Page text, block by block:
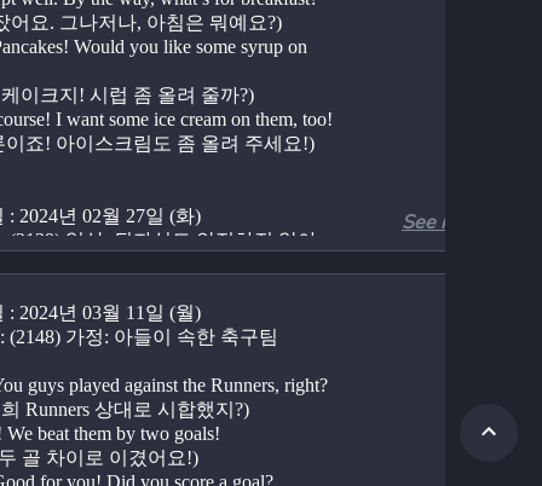
잤어요. 그나저나, 아침은 뭐예요?)
Would you like some syrup on
(팬케이크지! 시럽 좀 올려 줄까?)
I want some ice cream on them, too!
론이죠! 아이스크림도 좀 올려 주세요!)
: 2024년 02월 27일 (화)
(2139) 일상: 뒷자석도 안전하진 않아
(왜 좌석벨트 안 매고 있니?)
the back seats, Mom.
you think back seats are safer? No!
(No! 뒷좌석이 더 안전할 거 같니? 아니야!)
I’ll put it on right now.
겠어요… 지금 바로 맬게요.)
See more
: 2024년 03월 11일 (월)
(2148) 가정: 아들이 속한 축구팀
guys played against the Runners, right?
(너희 Runners 상대로 시합했지?)
We beat them by two goals!
! 두 골 차이로 이겼어요!)
for you! Did you score a goal?